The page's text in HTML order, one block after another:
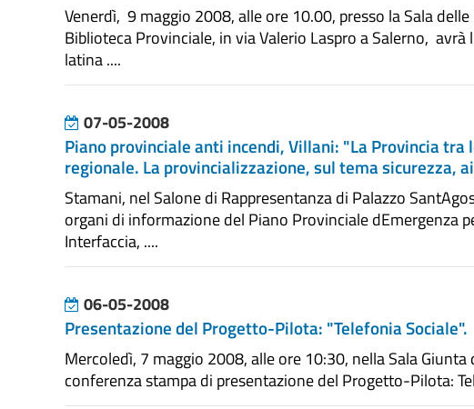
Venerdì, 9 maggio 2008, alle ore 10.00, presso la Sala
Biblioteca Provinciale, in via Valerio Laspro a Salerno,
latina ....
07-05-2008
Piano provinciale anti incendi, Villani: "La Provincia
regionale. La provincializzazione, sul tema sicurezza,
Stamani, nel Salone di Rappresentanza di Palazzo
organi di informazione del Piano Provinciale dEmergenza
Interfaccia, ....
06-05-2008
Presentazione del Progetto-Pilota: "Telefonia Sociale".
Mercoledì, 7 maggio 2008, alle ore 10:30, nella Sala
conferenza stampa di presentazione del Progetto-Pilota: